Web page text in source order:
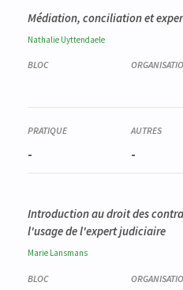
Médiation, conciliation et
Nathalie Uyttendaele
- -
Introduction au droit des
l'usage de l'expert judiciaire
Marie Lansmans